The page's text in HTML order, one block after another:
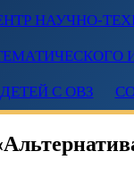
НАУЧНО-
С ОВЗ